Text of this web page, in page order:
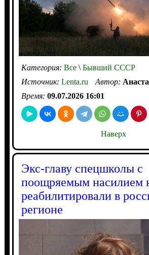
Категория: Все\Бывший СССР
Источник: Lenta.ru Автор:
Время: 09.07.2026 16:01
Наверх
Экс-главу спецшколы с
поощряемым насилием
реабилитировали в
регионе